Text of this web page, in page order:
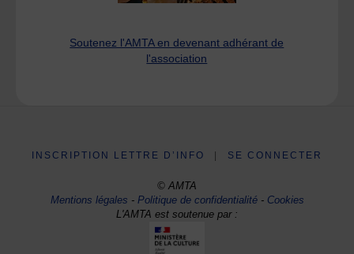
Soutenez l'AMTA en devenant adhérant de
l'association
INSCRIPTION LETTRE D’INFO SE CONNECTER
© AMTA
Mentions légales -Politique de confidentialité- Cookies
L'AMTA est soutenue par :